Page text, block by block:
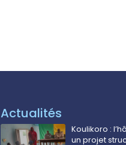
Actualités
Koulikoro :
un projet